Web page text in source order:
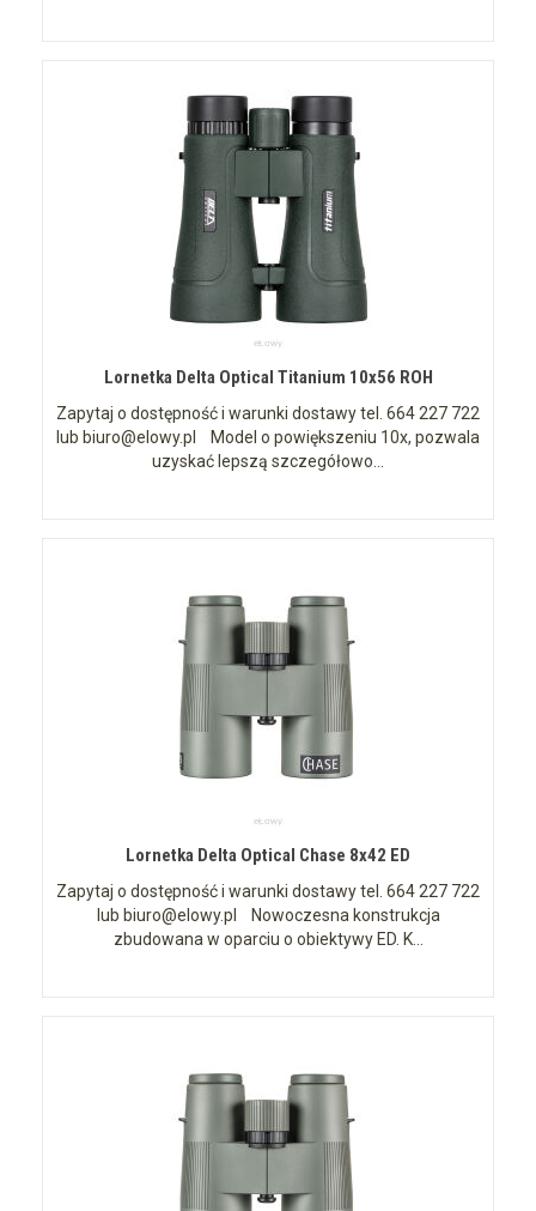
Lornetka Delta Optical Titanium 10x56 ROH
Zapytaj o dostępność i warunki dostawy tel. 664 227 722
lub biuro@elowy.pl Model o powiększeniu 10x, pozwala
uzyskać lepszą szczegółowo...
Lornetka Delta Optical Chase 8x42 ED
Zapytaj o dostępność i warunki dostawy tel. 664 227 722
lub biuro@elowy.pl Nowoczesna konstrukcja
zbudowana w oparciu o obiektywy ED. K...